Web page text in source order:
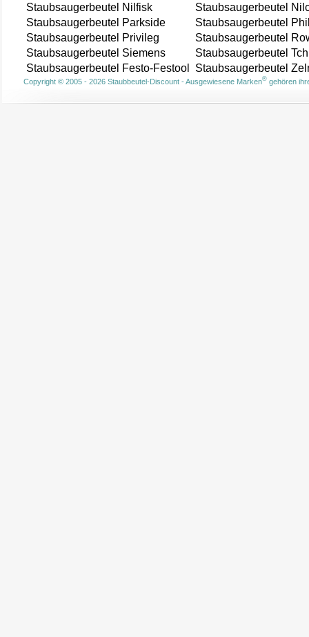
Staubsaugerbeutel Nilfisk
Staubsaugerbeutel
Staubsaugerbeutel Parkside
Staubsaugerbeutel
Staubsaugerbeutel Privileg
Staubsaugerbeutel
Staubsaugerbeutel Siemens
Staubsaugerbeutel
Staubsaugerbeutel Festo-Festool
Staubsaugerbeutel
Copyright © 2005 - 2026 Staubbeutel-Discount - Ausgewiesene Marken®gehören